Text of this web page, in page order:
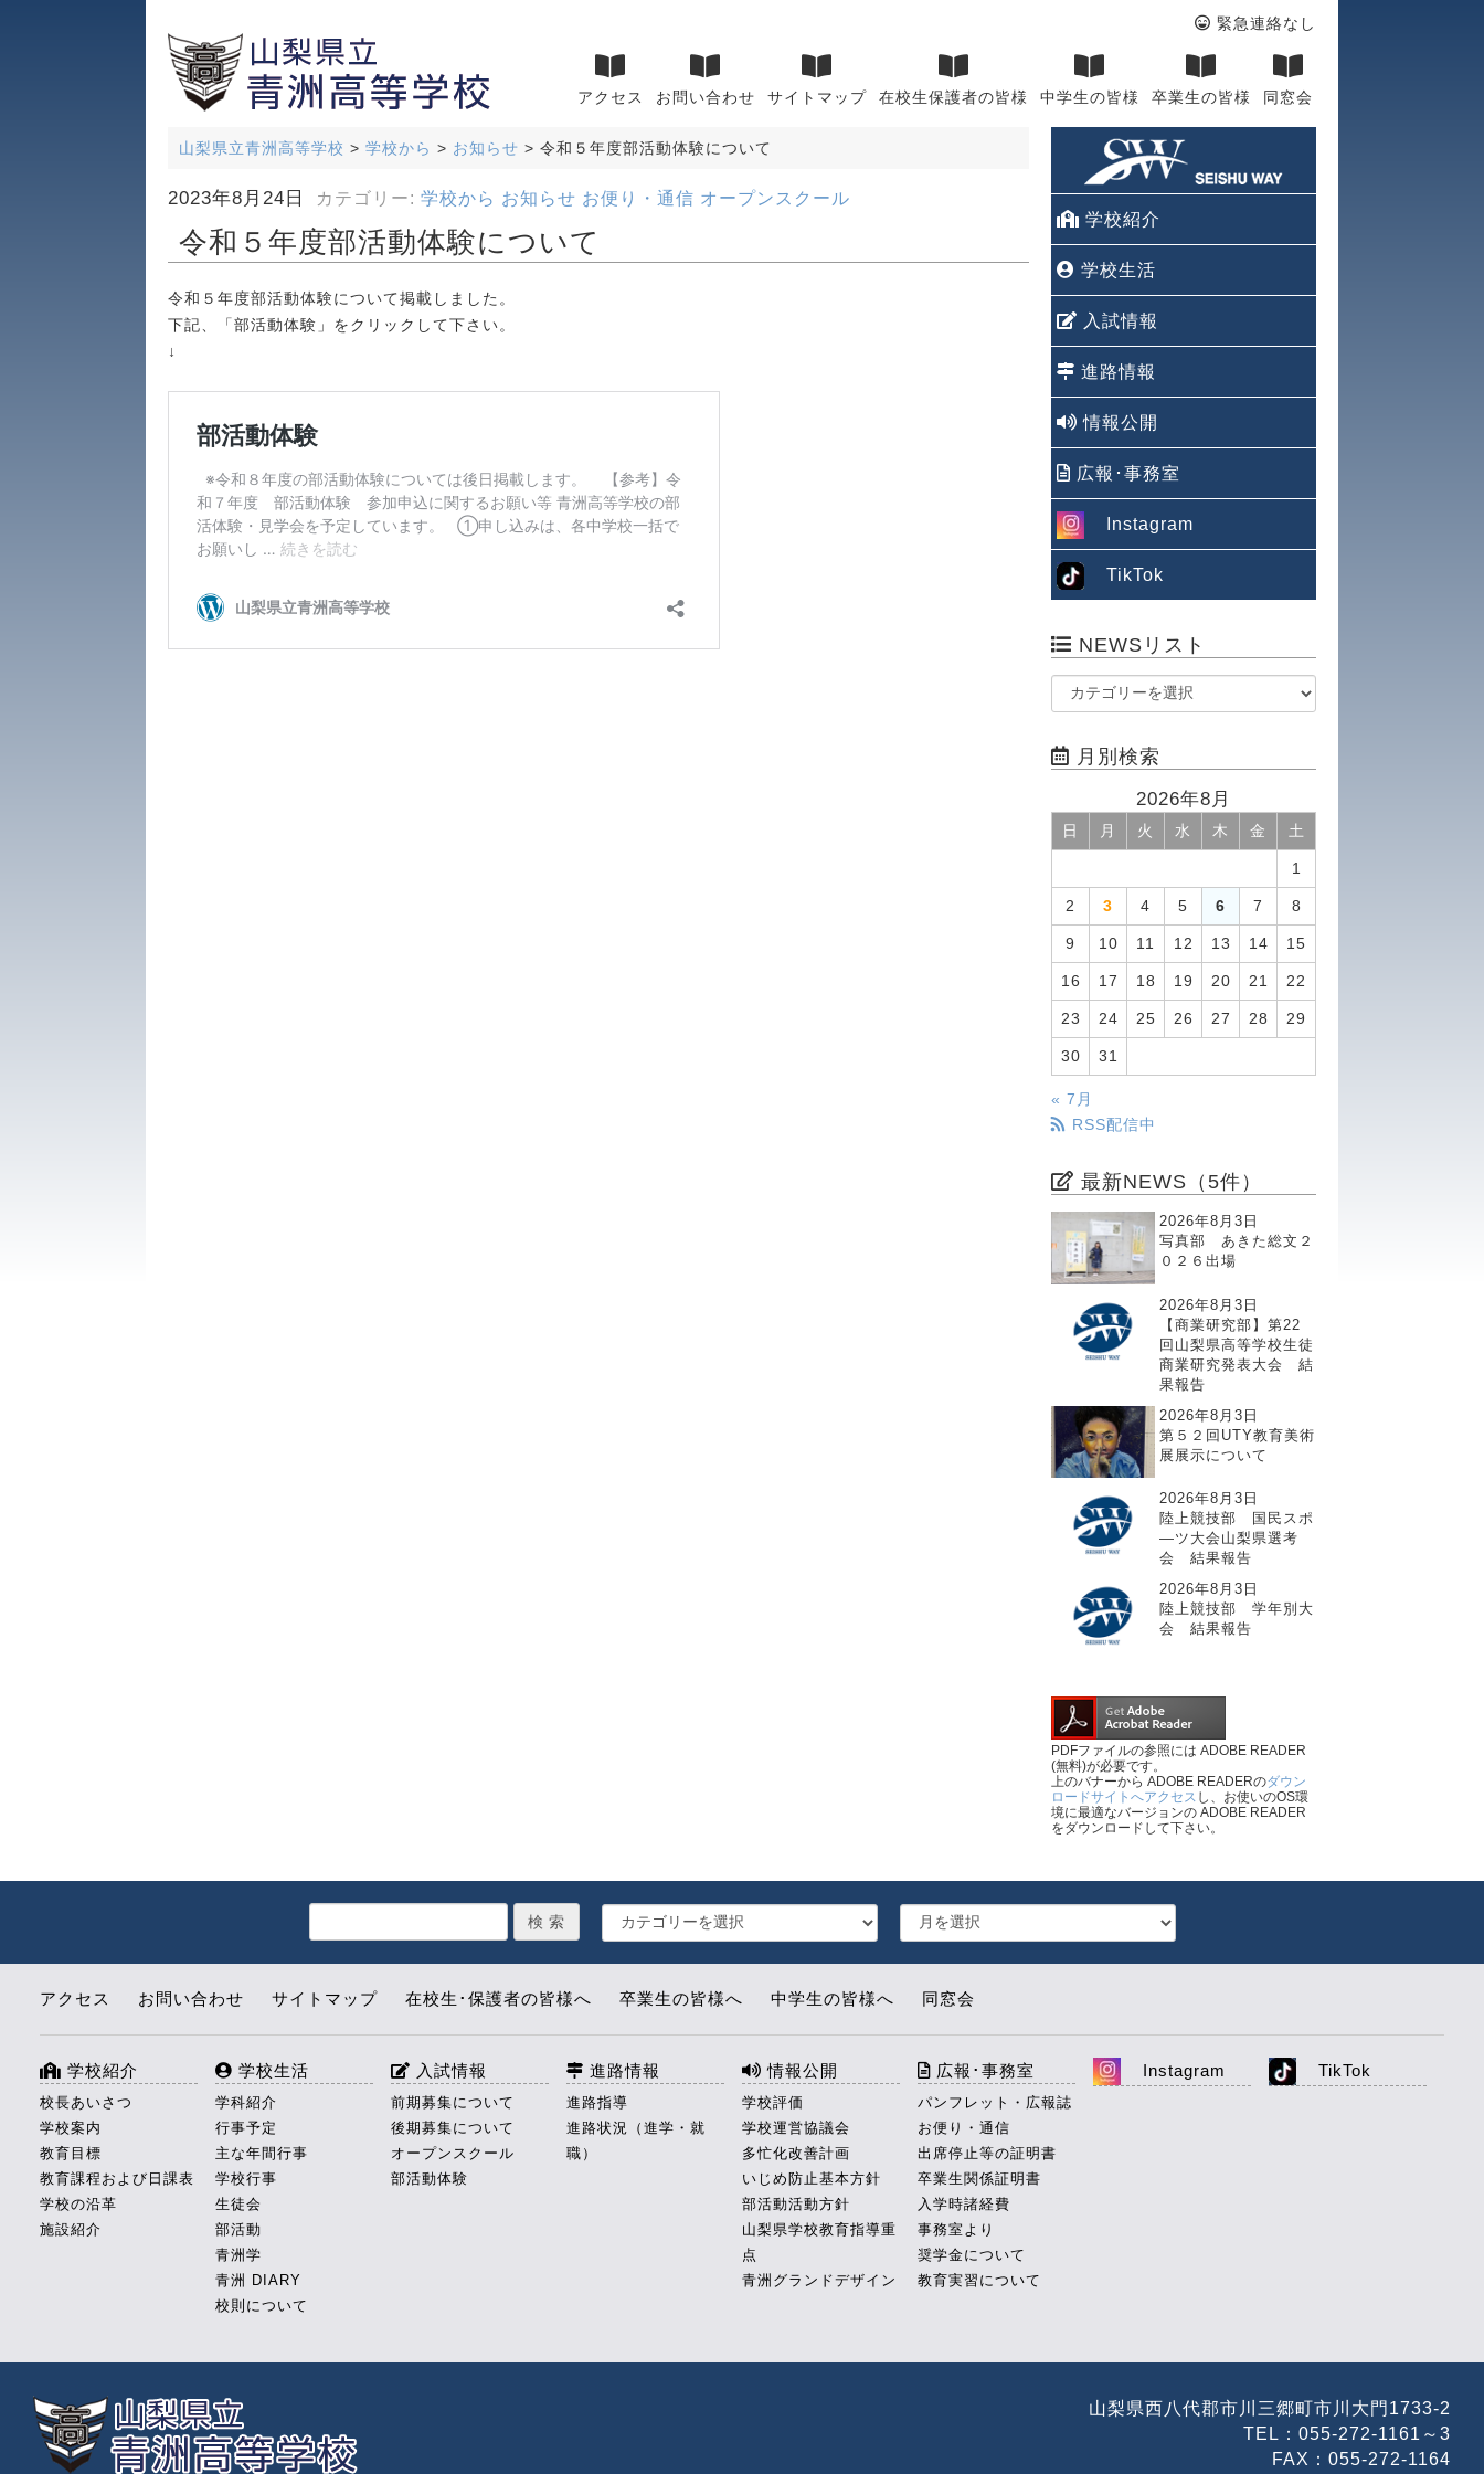
緊急連絡なし
アクセス お問い合わせ サイトマップ 在校生保護者の皆様 中学生の皆様 卒業生の皆様 同窓会
山梨県立青洲高等学校 > 学校から > お知らせ > 令和５年度部活動体験について
2023年8月24日 カテゴリー: 学校から お知らせ お便り・通信 オープンスクール
令和５年度部活動体験について
令和５年度部活動体験について掲載しました。
下記、「部活動体験」をクリックして下さい。
↓
学校紹介
学校生活
入試情報
進路情報
情報公開
広報･事務室
Instagram
TikTok
NEWSリスト
月別検索
2026年8月
日 月 火 水 木 金 土
1
2 3 4 5 6 7 8
9 10 11 12 13 14 15
16 17 18 19 20 21 22
23 24 25 26 27 28 29
30 31
« 7月
RSS配信中
最新NEWS（5件）
2026年8月3日
写真部 あきた総文２
０２６出場
2026年8月3日
【商業研究部】第22
回山梨県高等学校生徒
商業研究発表大会 結
果報告
2026年8月3日
第５２回UTY教育美術
展展示について
2026年8月3日
陸上競技部 国民スポ
―ツ大会山梨県選考
会 結果報告
2026年8月3日
陸上競技部 学年別大
会 結果報告
PDFファイルの参照には ADOBE READER
(無料)が必要です。
上のバナーから ADOBE READERのダウン
ロードサイトへアクセス し、お使いのOS環
境に最適なバージョンの ADOBE READER
をダウンロードして下さい。
アクセス お問い合わせ サイトマップ 在校生･保護者の皆様へ 卒業生の皆様へ 中学生の皆様へ 同窓会
学校紹介
校長あいさつ
学校案内
教育目標
教育課程および日課表
学校の沿革
施設紹介
学校生活
学科紹介
行事予定
主な年間行事
学校行事
生徒会
部活動
青洲学
青洲 DIARY
校則について
入試情報
前期募集について
後期募集について
オープンスクール
部活動体験
進路情報
進路指導
進路状況（進学・就
職）
情報公開
学校評価
学校運営協議会
多忙化改善計画
いじめ防止基本方針
部活動活動方針
山梨県学校教育指導重
点
青洲グランドデザイン
広報･事務室
パンフレット・広報誌
お便り・通信
出席停止等の証明書
卒業生関係証明書
入学時諸経費
事務室より
奨学金について
教育実習について
Instagram TikTok
山梨県西八代郡市川三郷町市川大門1733-2
TEL：055-272-1161～3
FAX：055-272-1164